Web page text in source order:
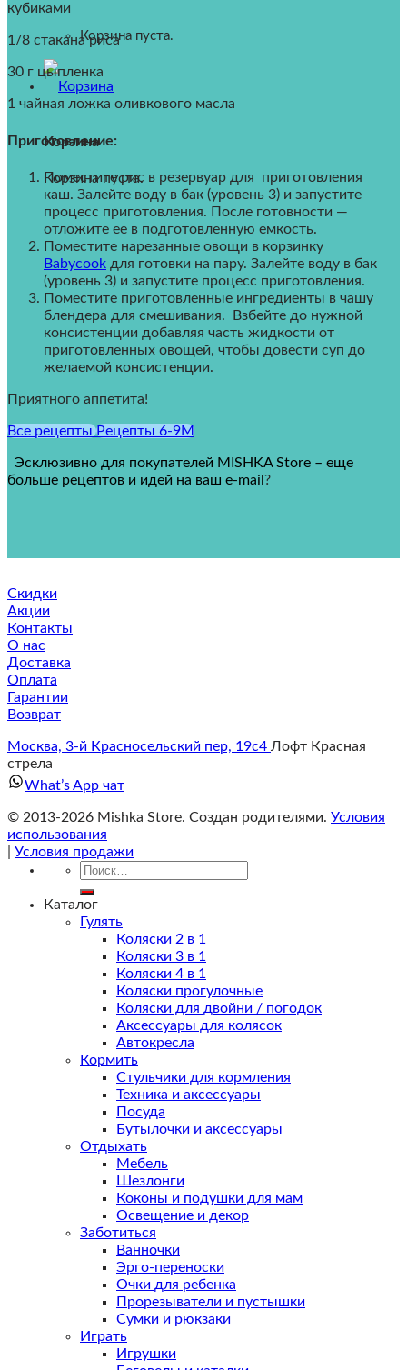
Корзина пуста.
Корзина
Корзина пуста.
кубиками
1/8 стакана риса
30 г цыпленка
1 чайная ложка оливкового масла
Приготовление:
Поместите рис в резервуар для приготовления
каш. Залейте воду в бак (уровень 3) и запустите
процесс приготовления. После готовности —
отложите ее в подготовленную емкость.
Поместите нарезанные овощи в корзинку
Babycook для готовки на пару. Залейте воду в бак
(уровень 3) и запустите процесс приготовления.
Поместите приготовленные ингредиенты в чашу
блендера для смешивания. Взбейте до нужной
консистенции добавляя часть жидкости от
приготовленных овощей, чтобы довести суп до
желаемой консистенции.
Приятного аппетита!
Все рецепты Рецепты 6-9M
Эсклюзивно для покупателей MISHKA Store – еще
больше рецептов и идей на ваш e-mail ?
Скидки
Акции
Контакты
О нас
Доставка
Оплата
Гарантии
Возврат
Москва, 3-й Красносельский пер, 19с4 Лофт Красная
стрела
What’s App чат
© 2013-2026 Mishka Store. Cоздан родителями. Условия
использования
Условия продажи
Искать:
Каталог
Гулять
Коляски 2 в 1
Коляски 3 в 1
Коляски 4 в 1
Коляски прогулочные
Коляски для двойни / погодок
Аксессуары для колясок
Автокресла
Кормить
Стульчики для кормления
Техника и аксессуары
Посуда
Бутылочки и аксессуары
Отдыхать
Мебель
Шезлонги
Коконы и подушки для мам
Освещение и декор
Заботиться
Ванночки
Эрго-переноски
Очки для ребенка
Прорезыватели и пустышки
Сумки и рюкзаки
Играть
Игрушки